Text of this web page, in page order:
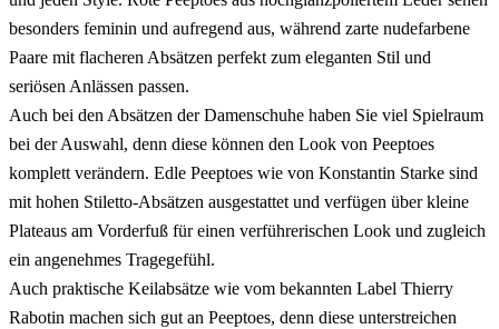
besonders feminin und aufregend aus, während zarte nudefarbene
Paare mit flacheren Absätzen perfekt zum eleganten Stil und
seriösen Anlässen passen.
Auch bei den Absätzen der Damenschuhe haben Sie viel Spielraum
bei der Auswahl, denn diese können den Look von Peeptoes
komplett verändern. Edle Peeptoes wie von Konstantin Starke sind
mit hohen Stiletto-Absätzen ausgestattet und verfügen über kleine
Plateaus am Vorderfuß für einen verführerischen Look und zugleich
ein angenehmes Tragegefühl.
Auch praktische Keilabsätze wie vom bekannten Label Thierry
Rabotin machen sich gut an Peeptoes, denn diese unterstreichen